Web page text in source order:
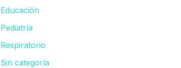
Educación
Pediatría
Respiratorio
Sin categoría